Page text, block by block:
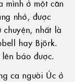
mình ở một căn
nhớ, được
chuyện, nhất là
hay Björk.
lên báo được.
ca người Úc ở